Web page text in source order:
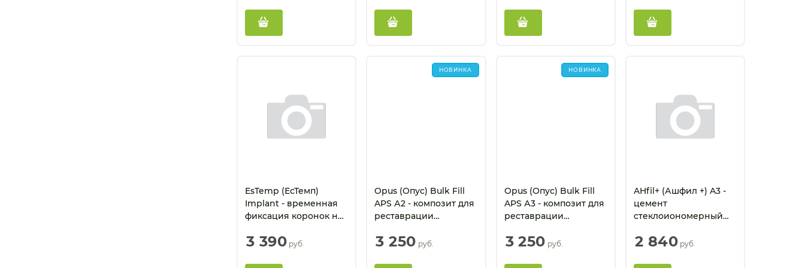
EsTemp (ЕсТемп)
Implant - временная
фиксация коронок на
3 390 руб.
Opus (Опус) Bulk Fill
APS А2 - композит для
реставрации
г)
НОВИНКА
3 250 руб.
Opus (Опус) Bulk Fill
APS А3 - композит для
реставрации
г)
НОВИНКА
3 250 руб.
AHfil+ (Ашфил +) A3 -
цемент
стеклоиономерный
+ 7 мл)
2 840 руб.